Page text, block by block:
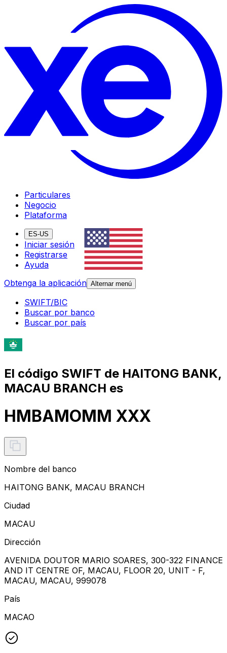
Particulares
Negocio
Plataforma
ES-US
Iniciar sesión
Registrarse
Ayuda
Obtenga la aplicación Alternar menú
SWIFT/BIC
Buscar por banco
Buscar por país
El código SWIFT de HAITONG BANK,
MACAU BRANCH es
HMBAMOMM XXX
Nombre del banco
HAITONG BANK, MACAU BRANCH
Ciudad
MACAU
Dirección
AVENIDA DOUTOR MARIO SOARES, 300-322 FINANCE
AND IT CENTRE OF, MACAU, FLOOR 20, UNIT - F,
MACAU, MACAU, 999078
País
MACAO